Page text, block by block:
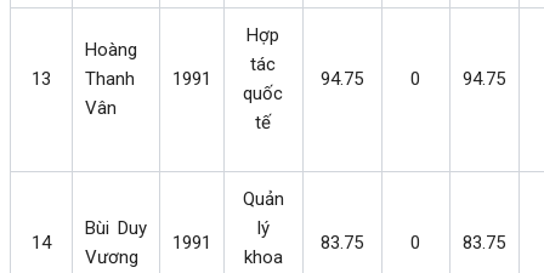
13
Hoàng
Thanh
Vân
1991
Hợp
tác
quốc
tế
94.75 0 94.75
14
Bùi Duy
Vương
1991
Quản
lý
khoa
83.75 0 83.75